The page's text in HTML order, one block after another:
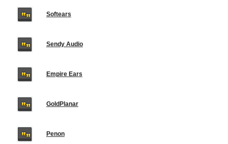
Softears
Sendy Audio
Empire Ears
GoldPlanar
Penon